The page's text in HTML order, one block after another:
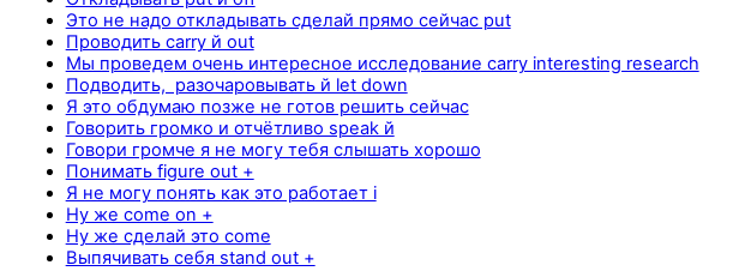
Это не надо откладывать сделай прямо сейчас put
Проводить carry й out
Мы проведем очень интересное исследование carry interesting research
Подводить, разочаровывать й let down
Я это обдумаю позже не готов решить сейчас
Говорить громко и отчётливо speak й
Говори громче я не могу тебя слышать хорошо
Понимать figure out +
Я не могу понять как это работает i
Ну же come on +
Ну же сделай это come
Выпячивать себя stand out +